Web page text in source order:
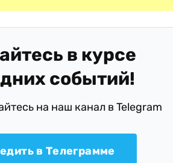
в курсе
событий!
на наш канал в Telegram
в Телеграмме